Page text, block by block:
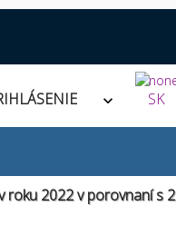
SK
roku 2022 v porovnaní s